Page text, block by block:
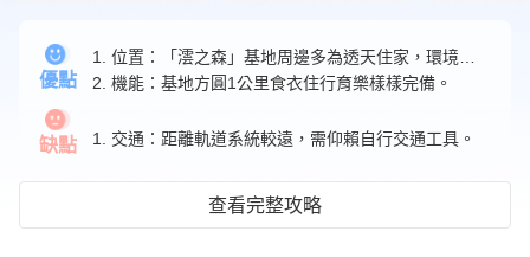
優點
2. 機能：基地方圓1公里食衣住行育樂樣樣完備。
缺點 1. 交通：距離軌道系統較遠，需仰賴自行交通工具。
查看完整攻略